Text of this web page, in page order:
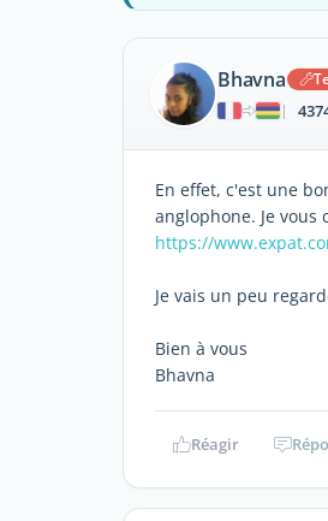
Bhavna
|
En effet, c'est une
anglophone. Je
https://
Je vais un peu
Bien à vous
Bhavna
Réagir